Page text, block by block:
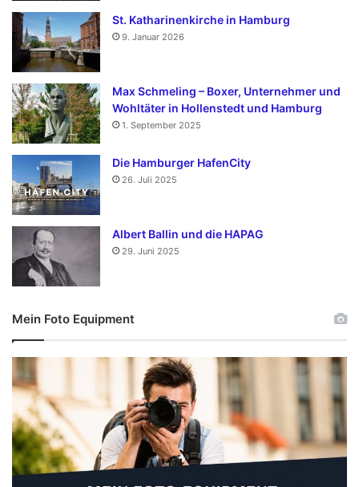
St. Katharinenkirche in Hamburg
9. Januar 2026
Max Schmeling – Boxer, Unternehmer und
Wohltäter in Hollenstedt und Hamburg
1. September 2025
Die Hamburger HafenCity
26. Juli 2025
Albert Ballin und die HAPAG
29. Juni 2025
Mein Foto Equipment